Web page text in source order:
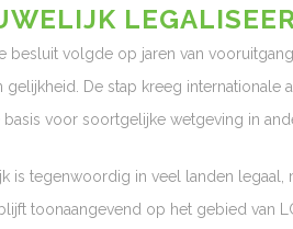
besluit volgde op jaren van
gelijkheid. De stap kreeg
voor soortgelijke wetgeving in
is tegenwoordig in veel landen
toonaangevend op het gebied van